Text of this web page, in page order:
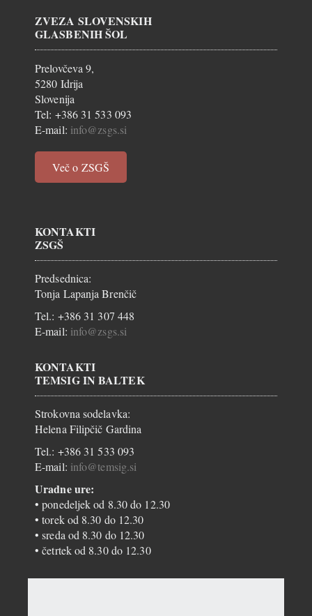
ZVEZA SLOVENSKIH
GLASBENIH ŠOL
Prelovčeva 9,
5280 Idrija
Slovenija
Tel: +386 31 533 093
E-mail: info@zsgs.si
Več o ZSGŠ
KONTAKTI
ZSGŠ
Predsednica:
Tonja Lapanja Brenčič
Tel.: +386 31 307 448
E-mail: info@zsgs.si
KONTAKTI
TEMSIG IN BALTEK
Strokovna sodelavka:
Helena Filipčič Gardina
Tel.: +386 31 533 093
E-mail: info@temsig.si
Uradne ure:
• ponedeljek od 8.30 do 12.30
• torek od 8.30 do 12.30
• sreda od 8.30 do 12.30
• četrtek od 8.30 do 12.30